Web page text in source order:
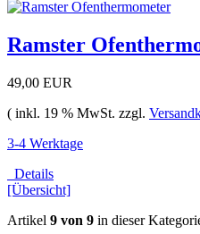
Ramster
49,00 EUR
( inkl. 19 % MwSt. zzgl.
3-4 Werktage
Details
[Übersicht]
Artikel 9 von 9 in dieser